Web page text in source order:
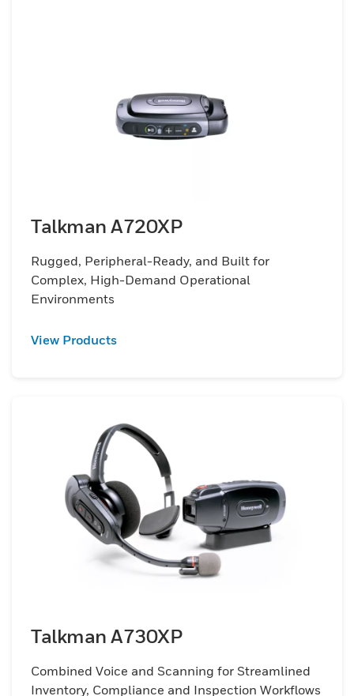
Talkman A720XP
Rugged, Peripheral-Ready, and Built for
Complex, High-Demand Operational
Environments
View Products
Talkman A730XP
Combined Voice and Scanning for Streamlined
Inventory, Compliance and Inspection Workflows